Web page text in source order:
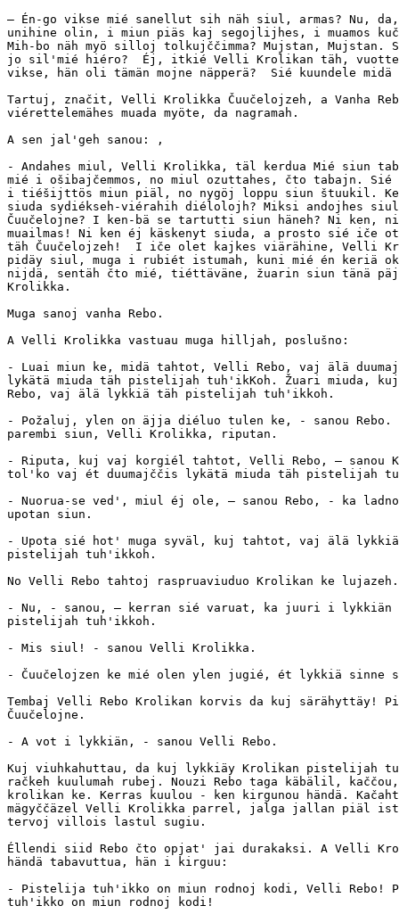
— Én-go vikse mié sanellut sih näh siul, armas? Nu,
unihine olin, i miun piäs kaj segojlijhes, i muamos
Mih-bo näh myö silloj tolkujččimma? Mujstan, Mujstan.
jo sil'mié hiéro?  Éj, itkié Velli Krolikan täh,
vikse, hän oli tämän mojne näpperä?  Sié kuundele
Tartuj, značit, Velli Krolikka Čuučelojzeh, a Vanha
viérettelemähes muada myöte, da nagramah.
A sen jal'geh sanou: ,
- Andahes miul, Velli Krolikka, täl kerdua Mié siun
mié i ošibajčemmos, no miul ozuttahes, čto tabajn.
i tiéšijttös miun piäl, no nygöj loppu siun štuukil.
siuda sydiékseh-viérahih diélolojh? Miksi andojhes siul
Čuučelojne? I ken-bä se tartutti siun häneh? Ni ken,
muailmas! Ni ken éj käskenyt siuda, a prosto sié iče
täh Čuučelojzeh!  I iče olet kajkes viärähine, Velli
pidäy siul, muga i rubiét istumah, kuni mié én keriä
nijdä, sentäh čto mié, tiéttäväne, žuarin siun tänä
Krolikka.
Muga sanoj vanha Rebo.
A Velli Krolikka vastuau muga hilljah, poslušno:
- Luai miun ke, midä tahtot, Velli Rebo, vaj älä
lykätä miuda täh pistelijah tuh'ikKoh. Žuari miuda,
Rebo, vaj älä lykkiä täh pistelijah tuh'ikkoh.
- Požaluj, ylen on äjja diéluo tulen ke, - sanou Rebo.
parembi siun, Velli Krolikka, riputan.
- Riputa, kuj vaj korgiél tahtot, Velli Rebo, — sanou
tol'ko vaj ét duumajččis lykätä miuda täh pistelijah
- Nuorua-se ved', miul éj ole, — sanou Rebo, - ka
upotan siun.
- Upota sié hot' muga syväl, kuj tahtot, vaj älä lykkiä
pistelijah tuh'ikkoh.
No Velli Rebo tahtoj raspruaviuduo Krolikan ke lujazeh.
- Nu, - sanou, — kerran sié varuat, ka juuri i lykkiän
pistelijah tuh'ikkoh.
- Mis siul! - sanou Velli Krolikka.
- Čuučelojzen ke mié olen ylen jugié, ét lykkiä sinne
Tembaj Velli Rebo Krolikan korvis da kuj särähyttäy!
Čuučelojne.
- A vot i lykkiän, - sanou Velli Rebo.
Kuj viuhkahuttau, da kuj lykkiäy Krolikan pistelijah
račkeh kuulumah rubej. Nouzi Rebo taga käbälil,
krolikan ke. Kerras kuulou - ken kirgunou händä.
mägyččäzel Velli Krolikka parrel, jalga jallan piäl
tervoj villois lastul sugiu.
Éllendi siid Rebo čto opjat' jai durakaksi. A Velli
händä tabavuttua, hän i kirguu:
- Pistelija tuh'ikko on miun rodnoj kodi, Velli Rebo!
tuh'ikko on miun rodnoj kodi!